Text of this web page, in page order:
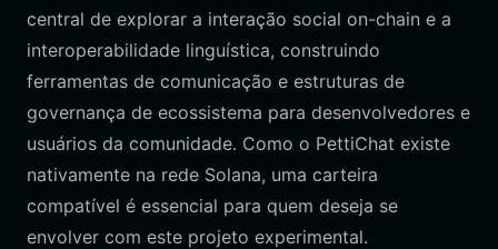
central de explorar a interação social on-chain e a
interoperabilidade linguística, construindo
ferramentas de comunicação e estruturas de
governança de ecossistema para desenvolvedores e
usuários da comunidade. Como o PettiChat existe
nativamente na rede Solana, uma carteira
compatível é essencial para quem deseja se
envolver com este projeto experimental.